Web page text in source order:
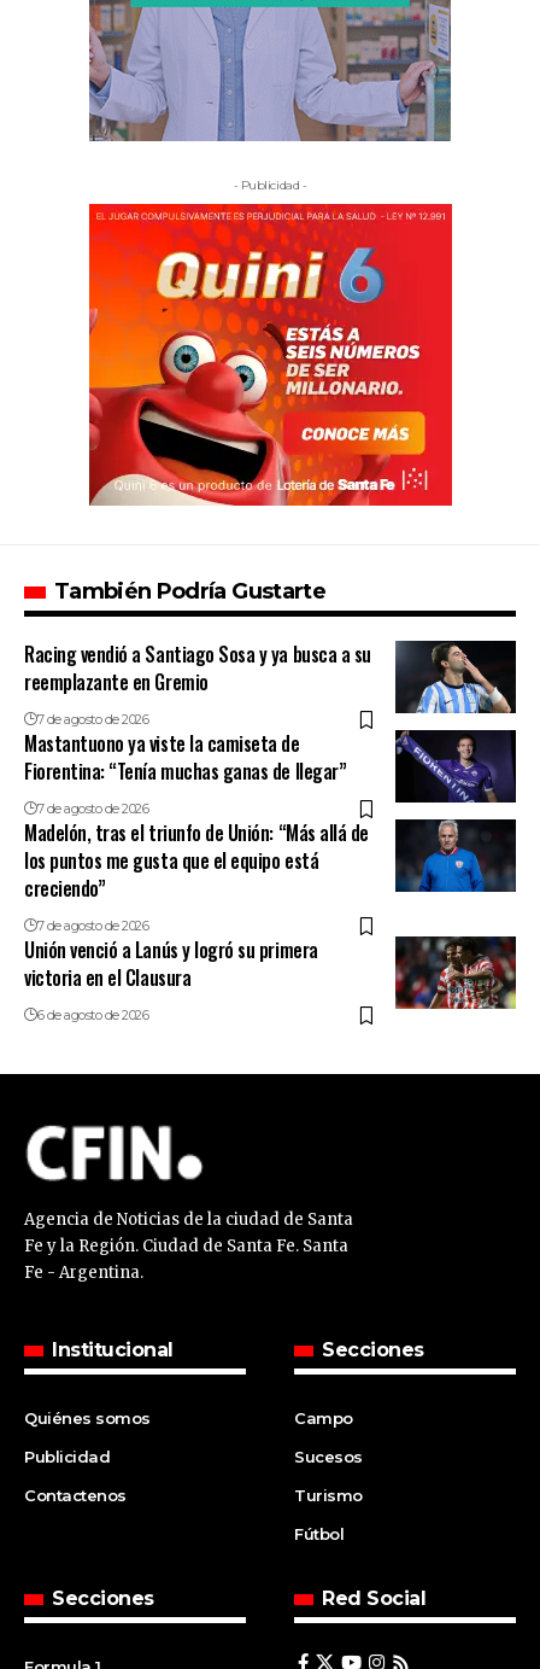
- Publicidad -
También Podría Gustarte
Racing vendió a Santiago Sosa y ya busca a su
reemplazante en Gremio
7 de agosto de 2026
Mastantuono ya viste la camiseta de
Fiorentina: “Tenía muchas ganas de llegar”
7 de agosto de 2026
Madelón, tras el triunfo de Unión: “Más allá de
los puntos me gusta que el equipo está
creciendo”
7 de agosto de 2026
Unión venció a Lanús y logró su primera
victoria en el Clausura
6 de agosto de 2026
Agencia de Noticias de la ciudad de Santa
Fe y la Región. Ciudad de Santa Fe. Santa
Fe - Argentina.
Institucional
Quiénes somos
Publicidad
Contactenos
Secciones
Campo
Sucesos
Turismo
Fútbol
Secciones Red Social